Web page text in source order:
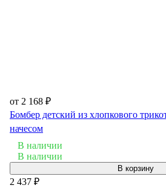
от 2 168 ₽
Бомбер детский из хлопкового
начесом
В наличии
В наличии
В корзину
2 437 ₽